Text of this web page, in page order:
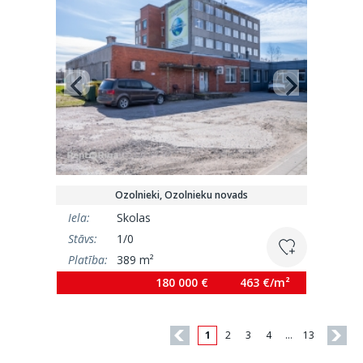
Ozolnieki, Ozolnieku novads
Iela:
Skolas
Stāvs:
1/0
Platība:
389 m²
180 000 €
463 €/m²
1 2 3 4 … 13